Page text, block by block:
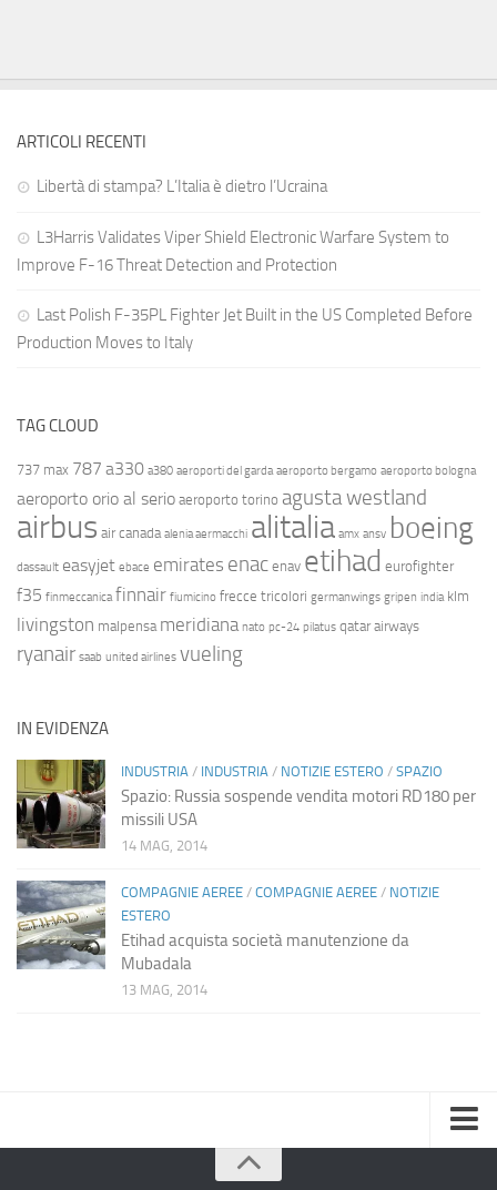
ARTICOLI RECENTI
Libertà di stampa? L’Italia è dietro l’Ucraina
L3Harris Validates Viper Shield Electronic Warfare System to
Improve F-16 Threat Detection and Protection
Last Polish F-35PL Fighter Jet Built in the US Completed Before
Production Moves to Italy
TAG CLOUD
737 max 787 a330 a380 aeroporti del garda aeroporto bergamo aeroporto bologna
aeroporto orio al serio aeroporto torino agusta westland
airbus air canada alenia aermacchi alitalia amx ansv boeing
dassault easyjet ebace emirates enac enav etihad eurofighter
f35 finmeccanica finnair fiumicino frecce tricolori germanwings gripen india klm
livingston malpensa meridiana nato pc-24 pilatus qatar airways
ryanair saab united airlines vueling
IN EVIDENZA
INDUSTRIA / INDUSTRIA / NOTIZIE ESTERO / SPAZIO
Spazio: Russia sospende vendita motori RD180 per
missili USA
14 MAG, 2014
COMPAGNIE AEREE / COMPAGNIE AEREE / NOTIZIE
ESTERO
Etihad acquista società manutenzione da
Mubadala
13 MAG, 2014